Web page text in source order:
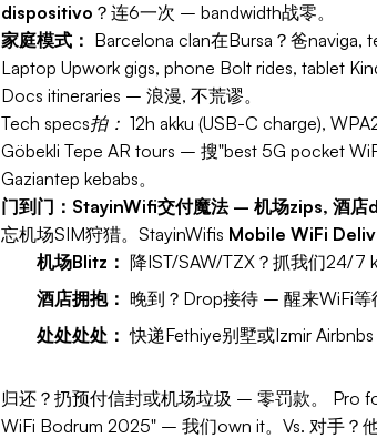
dispositivo ？连6一次 – bandwidth战零。
家庭模式： Barcelona clan在Bursa？爸naviga,
Laptop Upwork gigs, phone Bolt rides, tablet
Docs itineraries – 浪漫, 不荒谬。
Tech specs拍： 12h akku (USB-C charge),
Göbekli Tepe AR tours – 搜"best 5G pocket
Gaziantep kebabs。
门到门：StayinWifi交付魔法 – 机场zips, 酒
忘机场SIM狩猎。StayinWifis Mobile WiFi
机场Blitz： 降IST/SAW/TZX？抓我们24/7
酒店拥抱： 晚到？Drop接待 – 醒来WiFi等
处处处处： 快递Fethiye别墅或Izmir
归还？扔预付信封或机场垃圾 – 零罚款。 Pro
WiFi Bodrum 2025" – 我们own it。Vs. 对手？